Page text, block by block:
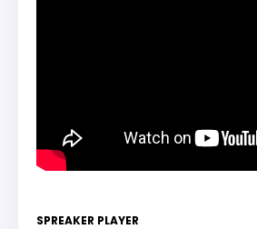
SPREAKER PLAYER